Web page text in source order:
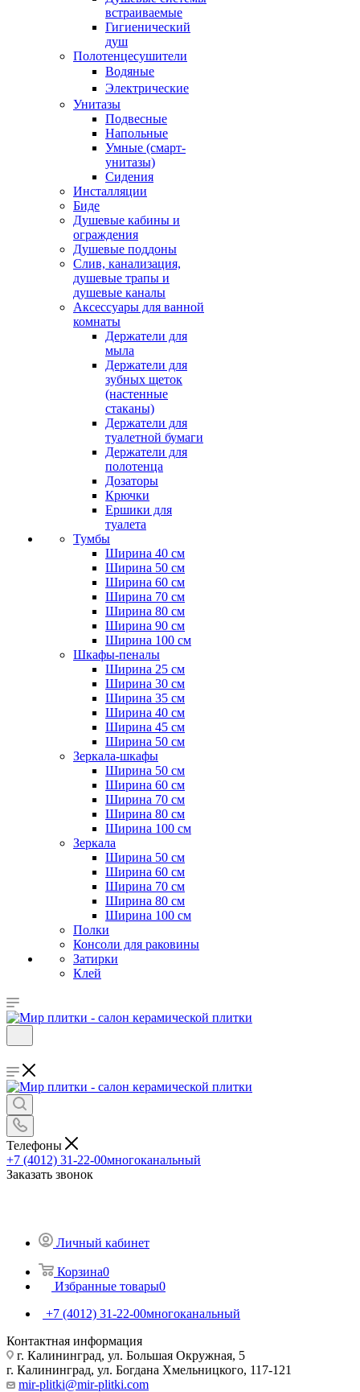
встраиваемые
Гигиенический
душ
Полотенцесушители
ㅤВодяные
ㅤЭлектрические
Унитазы
Подвесные
Напольные
Умные (смарт-
унитазы)
Сидения
Инсталляции
Биде
Душевые кабины и
ограждения
Душевые поддоны
Слив, канализация,
душевые трапы и
душевые каналы
Аксессуары для ванной
комнаты
Держатели для
мыла
Держатели для
зубных щеток
(настенные
стаканы)
Держатели для
туалетной бумаги
Держатели для
полотенца
Дозаторы
Крючки
Ершики для
туалета
Тумбы
Ширина 40 см
Ширина 50 см
Ширина 60 см
Ширина 70 см
Ширина 80 см
Ширина 90 см
Ширина 100 см
Шкафы-пеналы
Ширина 25 см
Ширина 30 см
Ширина 35 см
Ширина 40 см
Ширина 45 см
Ширина 50 см
Зеркала-шкафы
Ширина 50 см
Ширина 60 см
Ширина 70 см
Ширина 80 см
Ширина 100 см
Зеркала
Ширина 50 см
Ширина 60 см
Ширина 70 см
Ширина 80 см
Ширина 100 см
Полки
Консоли для раковины
Затирки
Клей
Телефоны
+7 (4012) 31-22-00многоканальный
Заказать звонок
Личный кабинет
Корзина0
Избранные товары0
+7 (4012) 31-22-00многоканальный
Контактная информация
г. Калининград, ул. Большая Окружная, 5
г. Калининград, ул. Богдана Хмельницкого, 117-121
mir-plitki@mir-plitki.com